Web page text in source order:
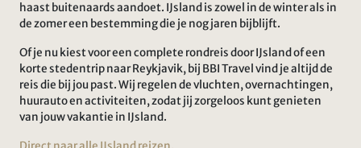
haast buitenaards aandoet. IJsland is zowel in de winter als in
de zomer een bestemming die je nog jaren bijblijft.
Of je nu kiest voor een complete rondreis door IJsland of een
korte stedentrip naar Reykjavik, bij BBI Travel vind je altijd de
reis die bij jou past. Wij regelen de vluchten, overnachtingen,
huurauto en activiteiten, zodat jij zorgeloos kunt genieten
van jouw vakantie in IJsland.